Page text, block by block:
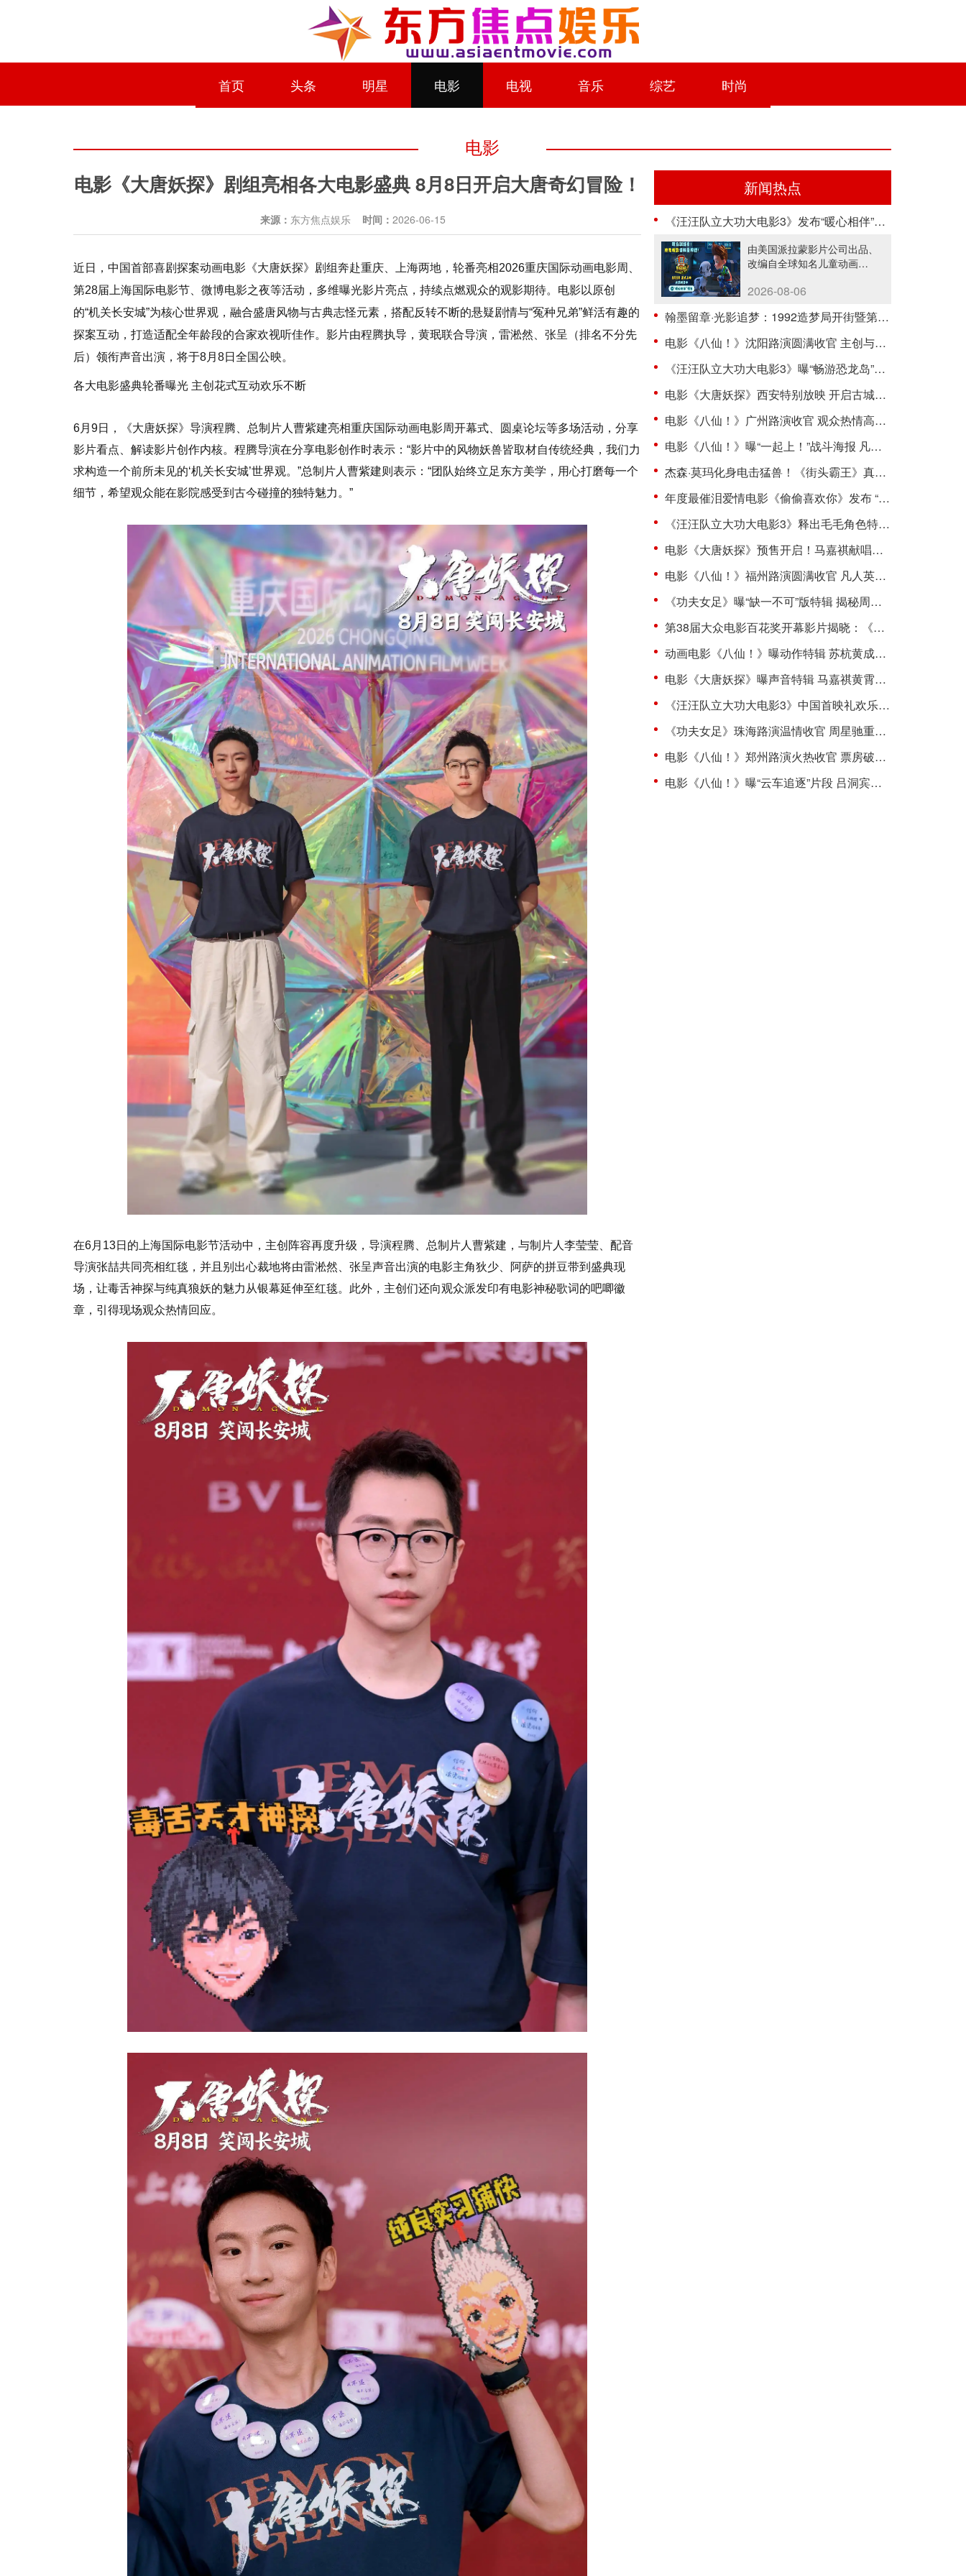
首页 头条 明星 电影 电视 音乐 综艺 时尚
电影
电影《大唐妖探》剧组亮相各大电影盛典 8月8日开启大唐奇幻冒险！
来源： 东方焦点娱乐 时间： 2026-06-15
近日，中国首部喜剧探案动画电影《大唐妖探》剧组奔赴重庆、上海两地，轮番亮相2026重庆国际动画电影周、
第28届上海国际电影节、微博电影之夜等活动，多维曝光影片亮点，持续点燃观众的观影期待。电影以原创
的“机关长安城”为核心世界观，融合盛唐风物与古典志怪元素，搭配反转不断的悬疑剧情与“冤种兄弟”鲜活有趣的
探案互动，打造适配全年龄段的合家欢视听佳作。影片由程腾执导，黄珉联合导演，雷淞然、张呈（排名不分先
后）领衔声音出演，将于8月8日全国公映。
各大电影盛典轮番曝光 主创花式互动欢乐不断
6月9日，《大唐妖探》导演程腾、总制片人曹紫建亮相重庆国际动画电影周开幕式、圆桌论坛等多场活动，分享
影片看点、解读影片创作内核。程腾导演在分享电影创作时表示：“影片中的风物妖兽皆取材自传统经典，我们力
求构造一个前所未见的‘机关长安城’世界观。”总制片人曹紫建则表示：“团队始终立足东方美学，用心打磨每一个
细节，希望观众能在影院感受到古今碰撞的独特魅力。”
在6月13日的上海国际电影节活动中，主创阵容再度升级，导演程腾、总制片人曹紫建，与制片人李莹莹、配音
导演张喆共同亮相红毯，并且别出心裁地将由雷淞然、张呈声音出演的电影主角狄少、阿萨的拼豆带到盛典现
场，让毒舌神探与纯真狼妖的魅力从银幕延伸至红毯。此外，主创们还向观众派发印有电影神秘歌词的吧唧徽
章，引得现场观众热情回应。
新闻热点
《汪汪队立大功大电影3》发布“暖心相伴”预告 暑假亲子观影首选
由美国派拉蒙影片公司出品、
改编自全球知名儿童动画
2026-08-06
翰墨留章·光影追梦：1992造梦局开街暨第二届“中子星·小说月报影视改编价值潜力榜”发布会在盐城举行
电影《八仙！》沈阳路演圆满收官 主创与观众互赠“东北特色”惊喜
《汪汪队立大功大电影3》曝“畅游恐龙岛”片段 点映口碑升温引共鸣
电影《大唐妖探》西安特别放映 开启古城合家欢奇幻冒险！
电影《八仙！》广州路演收官 观众热情高涨主创收获“粤”式惊喜
电影《八仙！》曝“一起上！”战斗海报 凡人集结共赴终极决战
杰森·莫玛化身电击猛兽！《街头霸王》真人电影布兰卡单人预告震撼发布
年度最催泪爱情电影《偷偷喜欢你》发布 “夏日恋恋” 版预告 七夕解锁盛夏暗恋毕业季离别遗憾
《汪汪队立大功大电影3》释出毛毛角色特辑 限时超前观影更快乐
电影《大唐妖探》预售开启！马嘉祺献唱主题曲《不退！》邀你共赴探案之旅
电影《八仙！》福州路演圆满收官 凡人英雄故事引发广泛共鸣
《功夫女足》曝“缺一不可”版特辑 揭秘周星驰新作中的新人力量
第38届大众电影百花奖开幕影片揭晓：《密档》
动画电影《八仙！》曝动作特辑 苏杭黄成希强强联手铸就超燃打戏
电影《大唐妖探》曝声音特辑 马嘉祺黄霄雲唱响少年热血之歌！
《汪汪队立大功大电影3》中国首映礼欢乐举行 首轮点映给孩子带来欢乐
《功夫女足》珠海路演温情收官 周星驰重返故地回忆岁月情怀
电影《八仙！》郑州路演火热收官 票房破7亿口碑爆棚引多刷狂潮
电影《八仙！》曝“云车追逐”片段 吕洞宾钟离权上演飙车大戏